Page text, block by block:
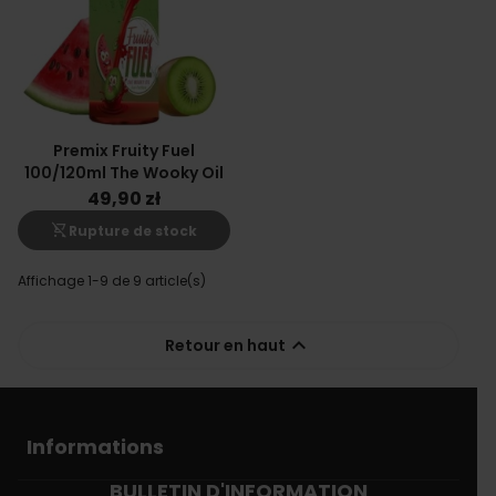
Premix Fruity Fuel
100/120ml The Wooky Oil
49,90 zł
shopping_cart_off Rupture de stock
Affichage 1-9 de 9 article(s)
Retour en haut 
Informations